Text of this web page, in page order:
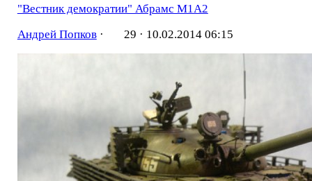
"Вестник демократии" Абрамс М1А2
Андрей Попков· 29 · 10.02.2014 06:15